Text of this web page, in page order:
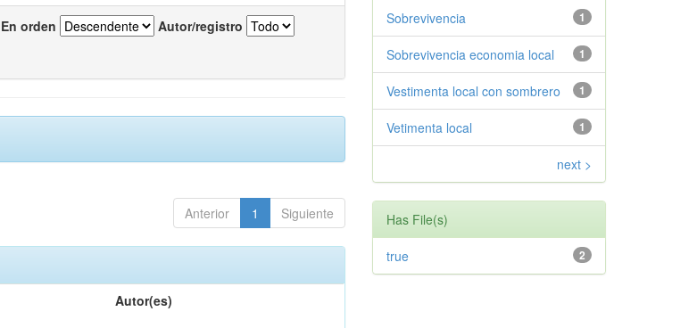
En orden Autor/registro
Anterior 1 Siguiente
Autor(es)
1
Sobrevivencia
1
Sobrevivencia economia local
1
Vestimenta local con sombrero
1
Vetimenta local
next >
Has File(s)
2
true